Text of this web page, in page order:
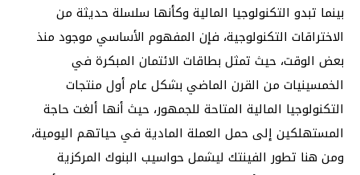
بينما تبدو التكنولوجيا المالية وكأنها سلسلة حديثة من
الاختراقات التكنولوجية، فإن المفهوم الأساسي موجود منذ
بعض الوقت، حيث تمثل بطاقات الائتمان المبكرة في
الخمسينيات من القرن الماضي بشكل عام أول منتجات
التكنولوجيا المالية المتاحة للجمهور، حيث أنها ألغت حاجة
المستهلكين إلى حمل العملة المادية في حياتهم اليومية،
ومن هنا تطور الفينتك ليشمل حواسيب البنوك المركزية